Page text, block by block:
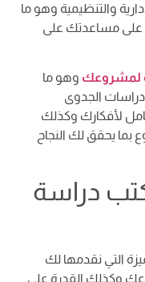
والتنظيمية وهو ما
على مساعدتك على
لمشروعك وهو ما
الجدوى
لأفكارك وكذلك
يحقق لك النجاح
دراسة
التي نقدمها لك
وكذلك القدرة على